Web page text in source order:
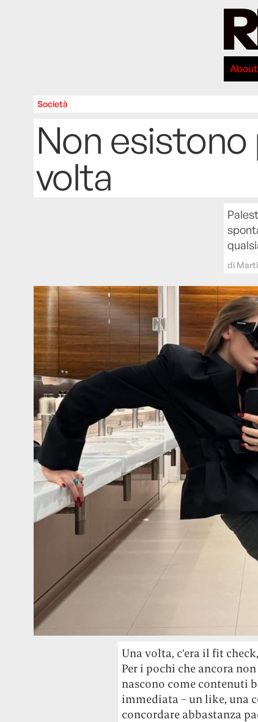
About
Società
Non esistono
volta
di
Una volta, c’era il fit
Per i pochi che ancora
nascono come contenuti
immediata – un like, una
concordare abbastanza